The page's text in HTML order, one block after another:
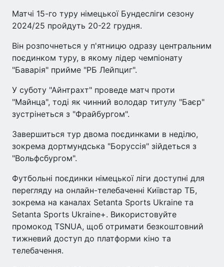
Матчі 15-го туру німецької Бундесліги сезону
2024/25 пройдуть 20-22 грудня.
Він розпочнеться у п'ятницю одразу центральним
поєдинком туру, в якому лідер чемпіонату
"Баварія" прийме "РБ Лейпциг".
У суботу "Айнтрахт" проведе матч проти
"Майнца", тоді як чинний володар титулу "Баєр"
зустрінеться з "Фрайбургом".
Завершиться тур двома поєдинками в неділю,
зокрема дортмундська "Боруссія" зійдеться з
"Вольфсбургом".
Футбольні поєдинки німецької ліги доступні для
перегляду на онлайн-телебаченні Київстар ТБ,
зокрема на каналах Setanta Sports Ukraine та
Setanta Sports Ukraine+. Використовуйте
промокод TSNUA, щоб отримати безкоштовний
тижневий доступ до платформи кіно та
телебачення.